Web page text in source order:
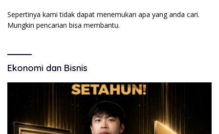
Sepertinya kami tidak dapat menemukan apa yang anda cari.
Mungkin pencarian bisa membantu.
Ekonomi dan Bisnis